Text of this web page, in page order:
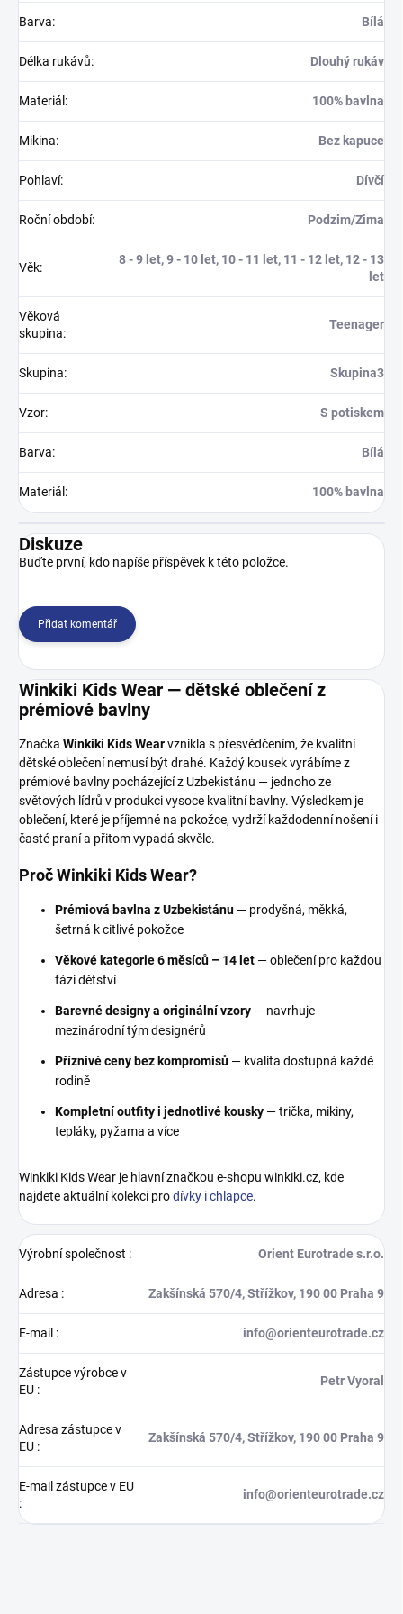
Barva: Bílá
Délka rukávů: Dlouhý rukáv
Materiál : 100% bavlna
Mikina: Bez kapuce
Pohlaví: Dívčí
Roční období: Podzim/Zima
Věk:
8 - 9 let, 9 - 10 let, 10 - 11 let, 11 - 12 let, 12 - 13
let
Věková
skupina:
Teenager
Skupina: Skupina3
Vzor: S potiskem
Barva: Bílá
Materiál : 100% bavlna
Diskuze
Buďte první, kdo napíše příspěvek k této položce.
Přidat komentář
Winkiki Kids Wear — dětské oblečení z
prémiové bavlny
Značka Winkiki Kids Wearvznikla s přesvědčením, že kvalitní
dětské oblečení nemusí být drahé. Každý kousek vyrábíme z
prémiové bavlny pocházející z Uzbekistánu — jednoho ze
světových lídrů v produkci vysoce kvalitní bavlny. Výsledkem je
oblečení, které je příjemné na pokožce, vydrží každodenní nošení i
časté praní a přitom vypadá skvěle.
Proč Winkiki Kids Wear?
Prémiová bavlna z Uzbekistánu — prodyšná, měkká,
šetrná k citlivé pokožce
Věkové kategorie 6 měsíců – 14 let — oblečení pro každou
fázi dětství
Barevné designy a originální vzory — navrhuje
mezinárodní tým designérů
Příznivé ceny bez kompromisů — kvalita dostupná každé
rodině
Kompletní outfity i jednotlivé kousky — trička, mikiny,
tepláky, pyžama a více
Winkiki Kids Wear je hlavní značkou e-shopu winkiki.cz, kde
najdete aktuální kolekci prodívky i chlapce.
Výrobní společnost : Orient Eurotrade s.r.o.
Adresa : Zakšínská 570/4, Střížkov, 190 00 Praha 9
E-mail : info@orienteurotrade.cz
Zástupce výrobce v
EU :
Petr Vyoral
Adresa zástupce v
EU :
Zakšínská 570/4, Střížkov, 190 00 Praha 9
E-mail zástupce v EU
:
info@orienteurotrade.cz